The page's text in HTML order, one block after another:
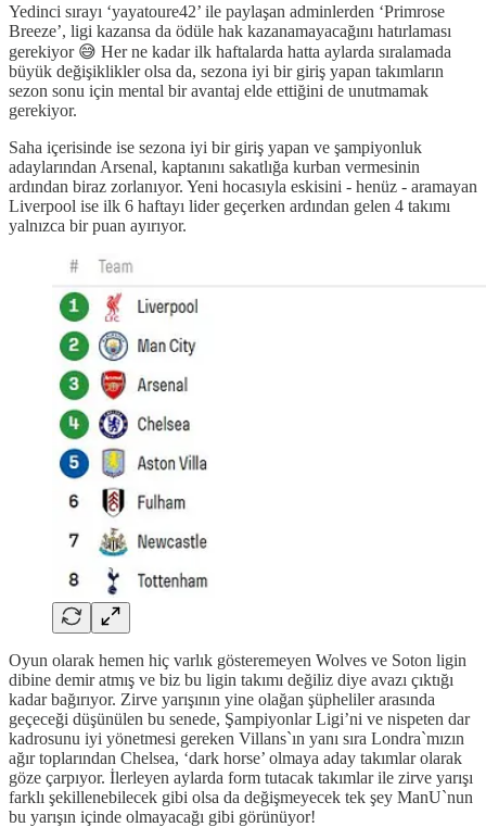
Yedinci sırayı ‘yayatoure42’ ile paylaşan adminlerden ‘Primrose
Breeze’, ligi kazansa da ödüle hak kazanamayacağını hatırlaması
gerekiyor 😅 Her ne kadar ilk haftalarda hatta aylarda sıralamada
büyük değişiklikler olsa da, sezona iyi bir giriş yapan takımların
sezon sonu için mental bir avantaj elde ettiğini de unutmamak
gerekiyor.
Saha içerisinde ise sezona iyi bir giriş yapan ve şampiyonluk
adaylarından Arsenal, kaptanını sakatlığa kurban vermesinin
ardından biraz zorlanıyor. Yeni hocasıyla eskisini - henüz - aramayan
Liverpool ise ilk 6 haftayı lider geçerken ardından gelen 4 takımı
yalnızca bir puan ayırıyor.
Oyun olarak hemen hiç varlık gösteremeyen Wolves ve Soton ligin
dibine demir atmış ve biz bu ligin takımı değiliz diye avazı çıktığı
kadar bağırıyor. Zirve yarışının yine olağan şüpheliler arasında
geçeceği düşünülen bu senede, Şampiyonlar Ligi’ni ve nispeten dar
kadrosunu iyi yönetmesi gereken Villans`ın yanı sıra Londra`mızın
ağır toplarından Chelsea, ‘dark horse’ olmaya aday takımlar olarak
göze çarpıyor. İlerleyen aylarda form tutacak takımlar ile zirve yarışı
farklı şekillenebilecek gibi olsa da değişmeyecek tek şey ManU`nun
bu yarışın içinde olmayacağı gibi görünüyor!